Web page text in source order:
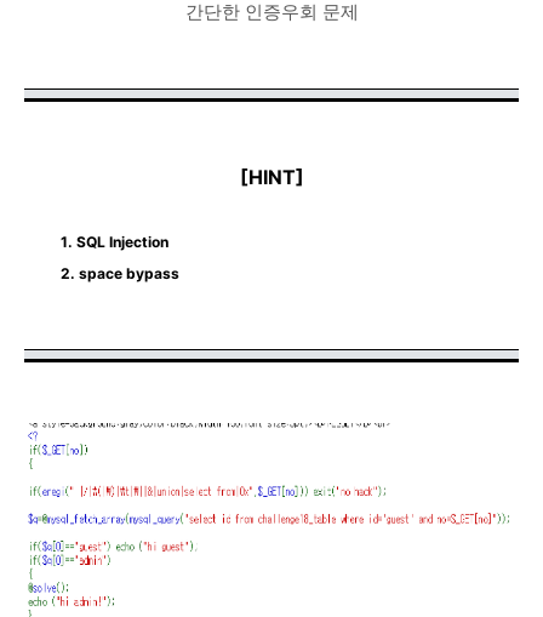
간단한 인증우회 문제
[HINT]
1. SQL Injection
2. space bypass